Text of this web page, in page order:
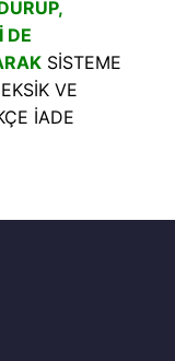
DE
SİSTEME
VE
İADE